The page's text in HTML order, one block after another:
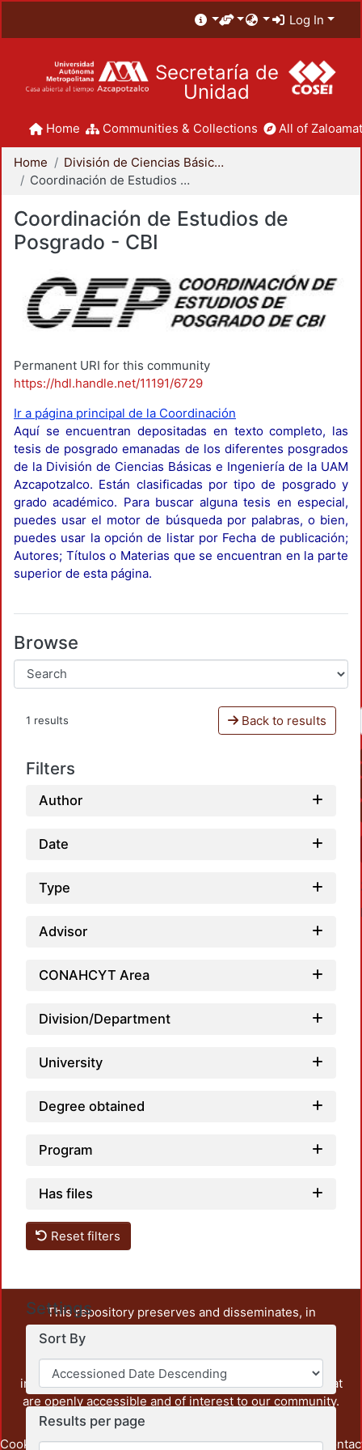
Log In
Secretaría de
Unidad
Home Communities & Collections All of
Home
División de Ciencias Básicas e Ingeniería
Coordinación de Estudios de Posgrado - CBI
Coordinación de Estudios de
Posgrado - CBI
Permanent URI for this community
https://hdl.handle.net/11191/6729
Ir a página principal de la Coordinación
Aquí se encuentran depositadas en texto completo, las
tesis de posgrado emanadas de los diferentes posgrados
de la División de Ciencias Básicas e Ingeniería de la UAM
Azcapotzalco. Están clasificadas por tipo de posgrado y
grado académico. Para buscar alguna tesis en especial,
puedes usar el motor de búsqueda por palabras, o bien,
puedes usar la opción de listar por Fecha de publicación;
Autores; Títulos o Materias que se encuentran en la parte
superior de esta página.
Browse
1 results Back to results
Filters
Author
Date
Type
Advisor
CONAHCYT Area
Division/Department
University
Degree obtained
Program
Has files
Reset filters
Settings
Sort By
Results per page
This repository preserves and disseminates, in
unrestricted open access, the teaching and research
output of UAM Azcapotzalco. It also includes some
administrative and graphic documents from the
institution, as well as content from other institutions that
are openly accessible and of interest to our community.
Cookie Privacy End User Send